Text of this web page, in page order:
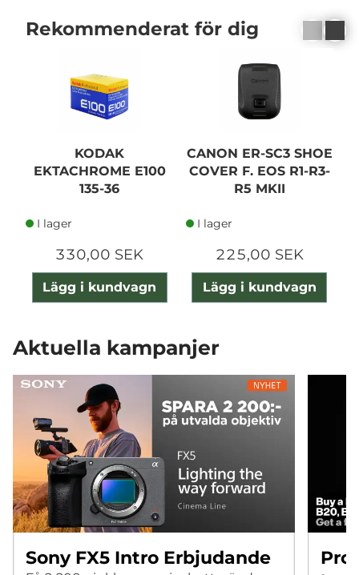
Rekommenderat för dig
KODAK
EKTACHROME E100
135-36
I lager
330,00 SEK
Lägg i kundvagn
CANON ER-SC3 SHOE
COVER F. EOS R1-R3-
R5 MKII
I lager
225,00 SEK
Lägg i kundvagn
Aktuella kampanjer
Sony FX5 Intro Erbjudande